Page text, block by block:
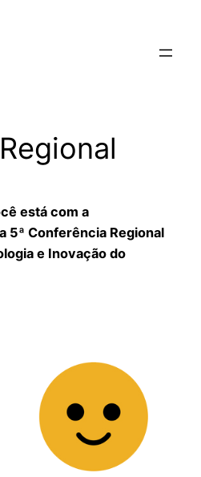
está com a
5ª Conferência Regional
e Inovação do